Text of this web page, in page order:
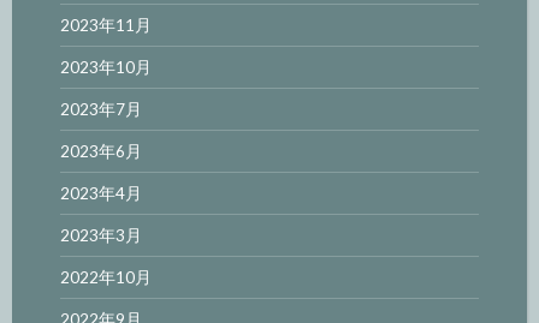
2023年11月
2023年10月
2023年7月
2023年6月
2023年4月
2023年3月
2022年10月
2022年9月